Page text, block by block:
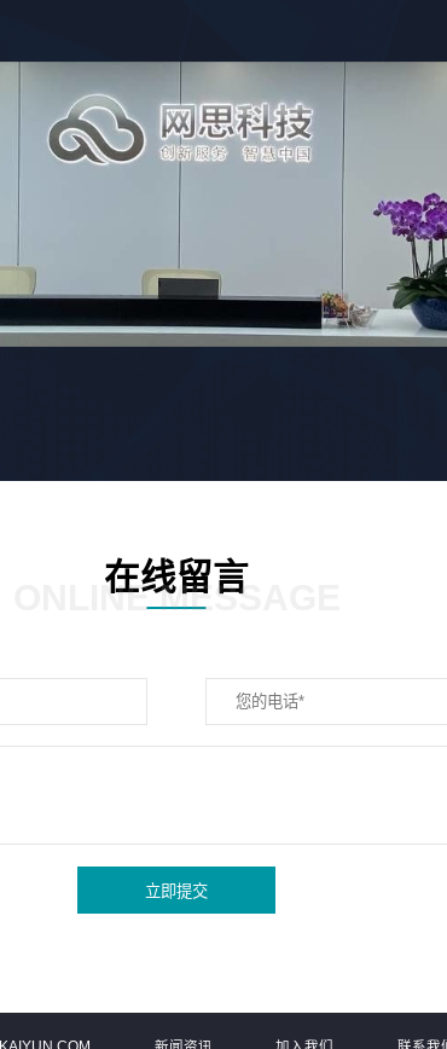
在线留言
ONLINE MESSAGE
立即提交